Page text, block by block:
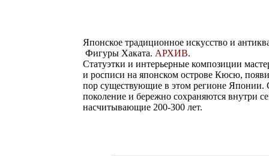
Японское традиционное искусство и
Фигуры Хаката. АРХИВ.
Статуэтки и интерьерные композиции
и росписи на японском острове Кюсю,
пор существующие в этом регионе Японии.
поколение и бережно сохраняются внутри
насчитывающие 200-300 лет.